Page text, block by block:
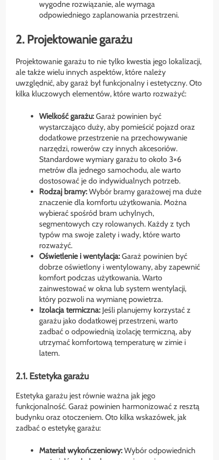
wygodne rozwiązanie, ale wymaga
odpowiedniego zaplanowania przestrzeni.
2. Projektowanie garażu
Projektowanie garażu to nie tylko kwestia jego lokalizacji,
ale także wielu innych aspektów, które należy
uwzględnić, aby garaż był funkcjonalny i estetyczny. Oto
kilka kluczowych elementów, które warto rozważyć:
Wielkość garażu:Garaż powinien być
wystarczająco duży, aby pomieścić pojazd oraz
dodatkowe przestrzenie na przechowywanie
narzędzi, rowerów czy innych akcesoriów.
Standardowe wymiary garażu to około 3×6
metrów dla jednego samochodu, ale warto
dostosować je do indywidualnych potrzeb.
Rodzaj bramy:Wybór bramy garażowej ma duże
znaczenie dla komfortu użytkowania. Można
wybierać spośród bram uchylnych,
segmentowych czy rolowanych. Każdy z tych
typów ma swoje zalety i wady, które warto
rozważyć.
Oświetlenie i wentylacja:Garaż powinien być
dobrze oświetlony i wentylowany, aby zapewnić
komfort podczas użytkowania. Warto
zainwestować w okna lub system wentylacji,
który pozwoli na wymianę powietrza.
Izolacja termiczna:Jeśli planujemy korzystać z
garażu jako dodatkowej przestrzeni, warto
zadbać o odpowiednią izolację termiczną, aby
utrzymać komfortową temperaturę w zimie i
latem.
2.1. Estetyka garażu
Estetyka garażu jest równie ważna jak jego
funkcjonalność. Garaż powinien harmonizować z resztą
budynku oraz otoczeniem. Oto kilka wskazówek, jak
zadbać o estetykę garażu:
Materiał wykończeniowy:Wybór odpowiednich